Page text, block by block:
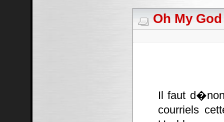
Oh My
Il faut
courriels